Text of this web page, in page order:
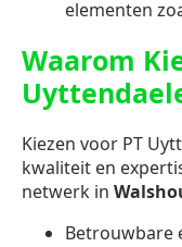
elementen
Waarom
Kiezen voor PT
kwaliteit en
netwerk in
Betrouwbare